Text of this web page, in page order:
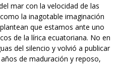
mar con la velocidad de las
la inagotable imaginación
que estamos ante uno
de la lírica ecuatoriana. No en
del silencio y volvió a publicar
de maduración y reposo,